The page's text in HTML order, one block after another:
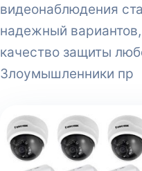
видеонаблюдения
надежный
качество защиты
Злоумышленники пр